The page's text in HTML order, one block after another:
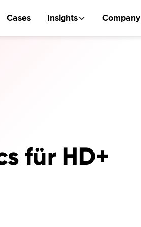
Cases Insights Company
für HD+